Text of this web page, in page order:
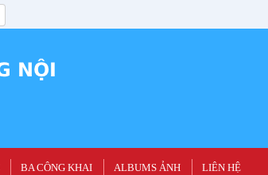
BA CÔNG KHAI ALBUMS ẢNH LIÊN HỆ